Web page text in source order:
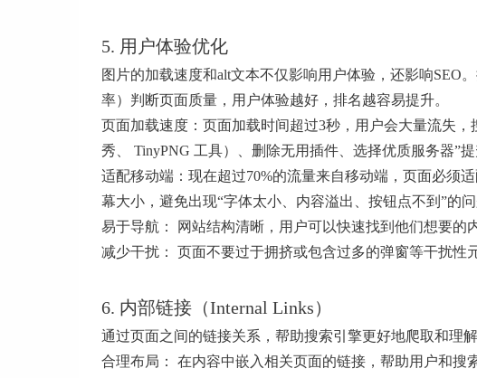
5. 用户体验优化
图片的加载速度和alt文本不仅影响用户体验，还影响SEO
率）判断页面质量，用户体验越好，排名越容易提升。
页面加载速度：页面加载时间超过3秒，用户会大量流失
秀、 TinyPNG 工具）、删除无用插件、选择优质服务器”提
适配移动端：现在超过70%的流量来自移动端，页面必须
幕大小，避免出现“字体太小、内容溢出、按钮点不到”的
易于导航： 网站结构清晰，用户可以快速找到他们想要的
减少干扰： 页面不要过于拥挤或包含过多的弹窗等干扰性
6. 内部链接（Internal Links）
通过页面之间的链接关系，帮助搜索引擎更好地爬取和理
合理布局： 在内容中嵌入相关页面的链接，帮助用户和搜